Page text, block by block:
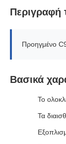
Περιγραφή
Προηγμένο
Βασικά
Το
Τα